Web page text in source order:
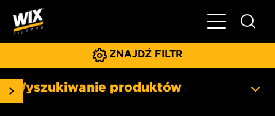
Pokaż/ukryj
ZNAJDŹ FILTR
Wyszukiwanie produktów